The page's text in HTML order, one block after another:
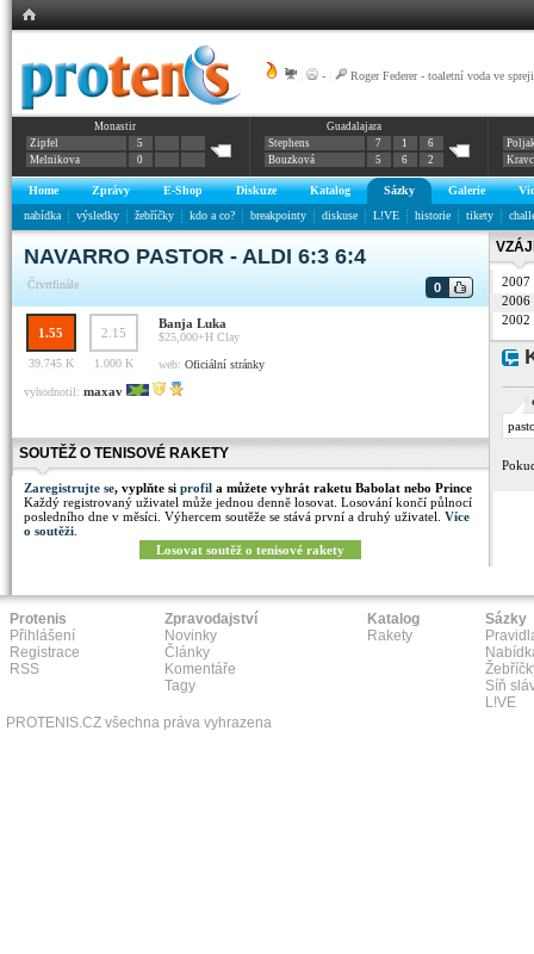
- Roger Federer - toaletní voda ve spreji
Monastir
Zipfel
5
Melnikova
0
Guadalajara
Stephens
7 1
6
Bouzková
5 6 2
Home Zprávy E-Shop Diskuze Katalog Sázky Galerie
nabídka
výsledky žebříčky kdo a co? breakpointy diskuse L!VE historie tikety
NAVARRO PASTOR - ALDI 6:3 6:4
Čtvrtfinále 0
1.55 2.15
Banja Luka
$25,000+H Clay
39.745 K
1.000 K web: Oficiální stránky
vyhodnotil: maxav
SOUTĚŽ O TENISOVÉ RAKETY
Zaregistrujte se, vyplňte si profil a můžete vyhrát raketu Babolat nebo Prince
Každý registrovaný uživatel může jednou denně losovat. Losování končí půlnocí
posledního dne v měsíci. Výhercem soutěže se stává první a druhý uživatel. Více
o soutěži
Losovat soutěž o tenisové rakety
2007
2006
2002
Protenis
Přihlášení
Registrace
RSS
Zpravodajství
Novinky
Články
Komentáře
Tagy
Katalog
Rakety
Sázky
Síň
L!VE
PROTENIS.CZ všechna práva vyhrazena